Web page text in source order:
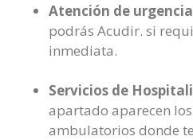
Atención de
podrás Acudir. si
inmediata.
Servicios de
apartado aparecen
ambulatorios donde